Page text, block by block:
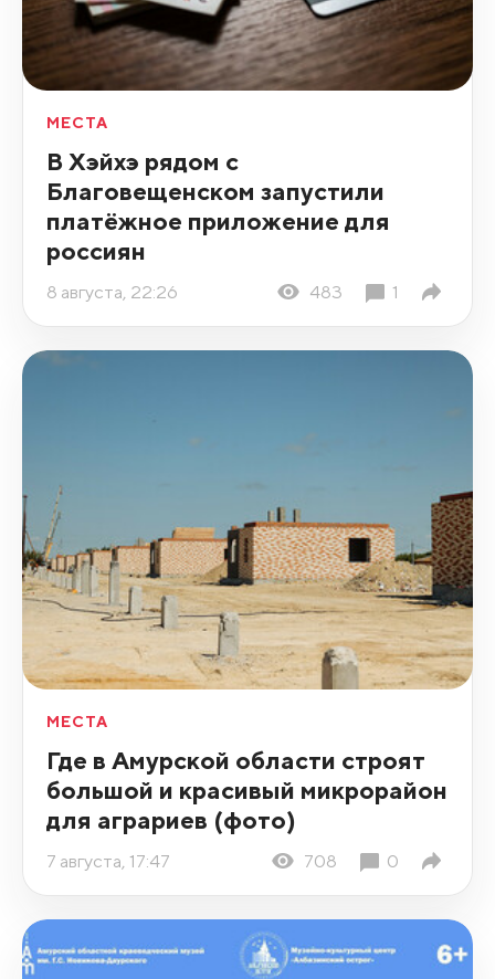
МЕСТА
В Хэйхэ рядом с
Благовещенском запустили
платёжное приложение для
россиян
8 августа, 22:26 483 1
МЕСТА
Где в Амурской области строят
большой и красивый микрорайон
для аграриев (фото)
7 августа, 17:47 708 0